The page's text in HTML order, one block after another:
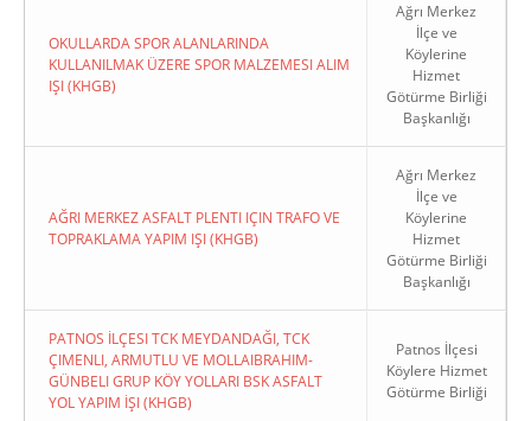
OKULLARDA SPOR ALANLARINDA
KULLANILMAK ÜZERE SPOR MALZEMESI ALIM
IŞI (KHGB)
Ağrı Merkez
İlçe ve
Köylerine
Hizmet
Götürme Birliği
Başkanlığı
AĞRI MERKEZ ASFALT PLENTI IÇIN TRAFO VE
TOPRAKLAMA YAPIM IŞI (KHGB)
Ağrı Merkez
İlçe ve
Köylerine
Hizmet
Götürme Birliği
Başkanlığı
PATNOS İLÇESI TCK MEYDANDAĞI, TCK
ÇIMENLI, ARMUTLU VE MOLLAIBRAHIM-
GÜNBELI GRUP KÖY YOLLARI BSK ASFALT
YOL YAPIM İŞI (KHGB)
Patnos İlçesi
Köylere Hizmet
Götürme Birliği